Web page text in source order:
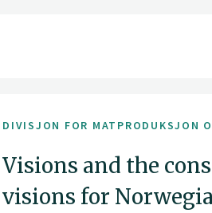
DIVISJON FOR MATPRODUKSJON
Visions and the
visions for